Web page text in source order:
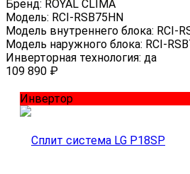
Бренд:ROYAL CLIMA
Модель: RCI-RSB75HN
Модель внутреннего блока: RCI-
Модель наружного блока: RCI-
Инверторная технология: да
109 890 ₽
Инвертор